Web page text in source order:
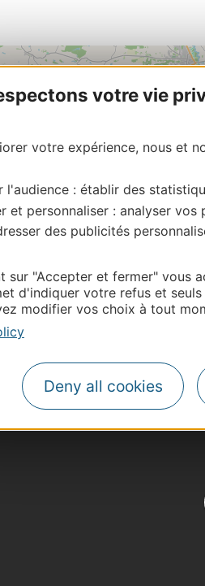
votre vie
votre expérience, nous et
l'audience : établir des
et personnaliser : analyser
des publicités
sur "Accepter et fermer" vous
d'indiquer votre refus et
modifier vos choix à tout
Deny all cookies